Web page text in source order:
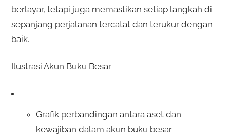
berlayar, tetapi juga memastikan setiap langkah di
sepanjang perjalanan tercatat dan terukur dengan
baik.
Ilustrasi Akun Buku Besar
Grafik perbandingan antara aset dan
kewajiban dalam akun buku besar